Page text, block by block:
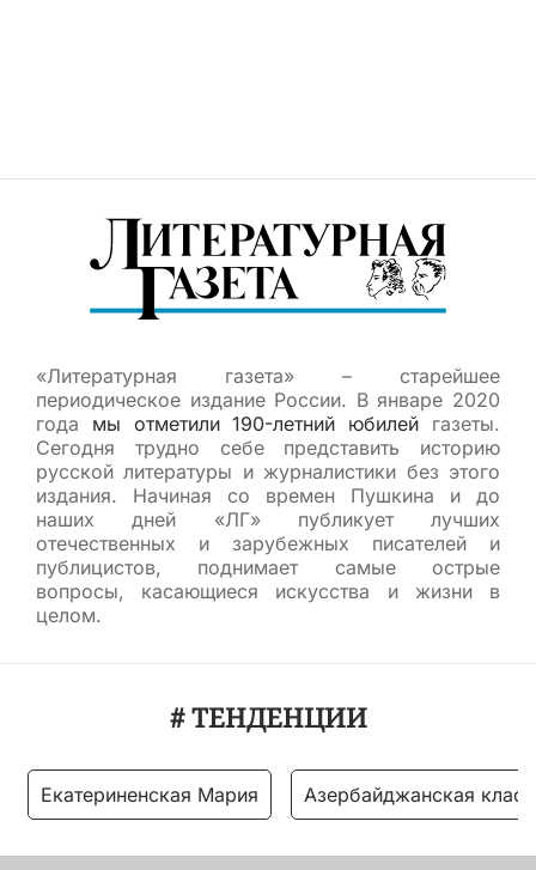
«Литературная газета» – старейшее
периодическое издание России. В январе 2020
года мы отметили 190-летний юбилей газеты.
Сегодня трудно себе представить историю
русской литературы и журналистики без этого
издания. Начиная со времен Пушкина и до
наших дней «ЛГ» публикует лучших
отечественных и зарубежных писателей и
публицистов, поднимает самые острые
вопросы, касающиеся искусства и жизни в
целом.
# ТЕНДЕНЦИИ
Екатериненская Мария Азербайджанская